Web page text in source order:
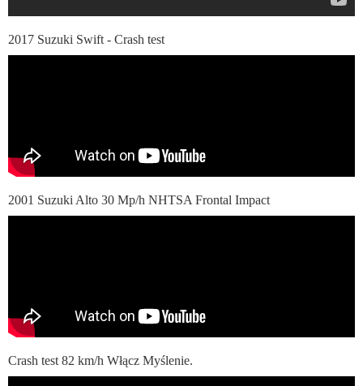
2017 Suzuki Swift - Crash test
2001 Suzuki Alto 30 Mp/h NHTSA Frontal Impact
Crash test 82 km/h Włącz Myślenie.